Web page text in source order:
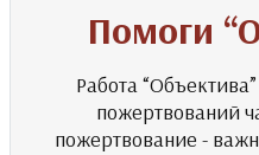
Помоги
Работа
пожертвований
пожертвование -